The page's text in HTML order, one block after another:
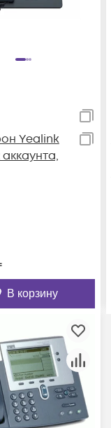
Yealink
аккаунта,
В корзину